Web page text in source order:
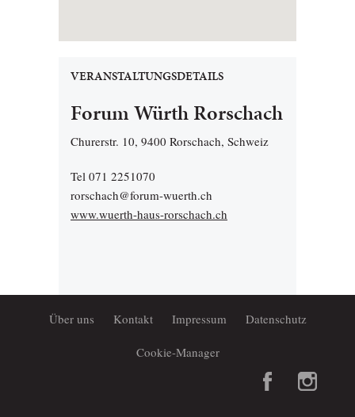
VERANSTALTUNGSDETAILS
Forum Würth Rorschach
Churerstr. 10, 9400 Rorschach, Schweiz
Tel 071 2251070
rorschach@forum-wuerth.ch
www.wuerth-haus-rorschach.ch
Über uns Kontakt Impressum Datenschutz
Cookie-Manager